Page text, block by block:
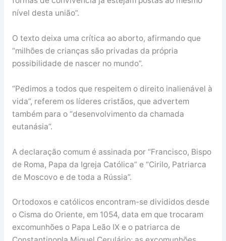
nível desta união”.
O texto deixa uma crítica ao aborto, afirmando que
“milhões de crianças são privadas da própria
possibilidade de nascer no mundo”.
“Pedimos a todos que respeitem o direito inalienável à
vida”, referem os líderes cristãos, que advertem
também para o “desenvolvimento da chamada
eutanásia”.
A declaração comum é assinada por “Francisco, Bispo
de Roma, Papa da Igreja Católica” e “Cirilo, Patriarca
de Moscovo e de toda a Rússia”.
Ortodoxos e católicos encontram-se divididos desde
o Cisma do Oriente, em 1054, data em que trocaram
excomunhões o Papa Leão IX e o patriarca de